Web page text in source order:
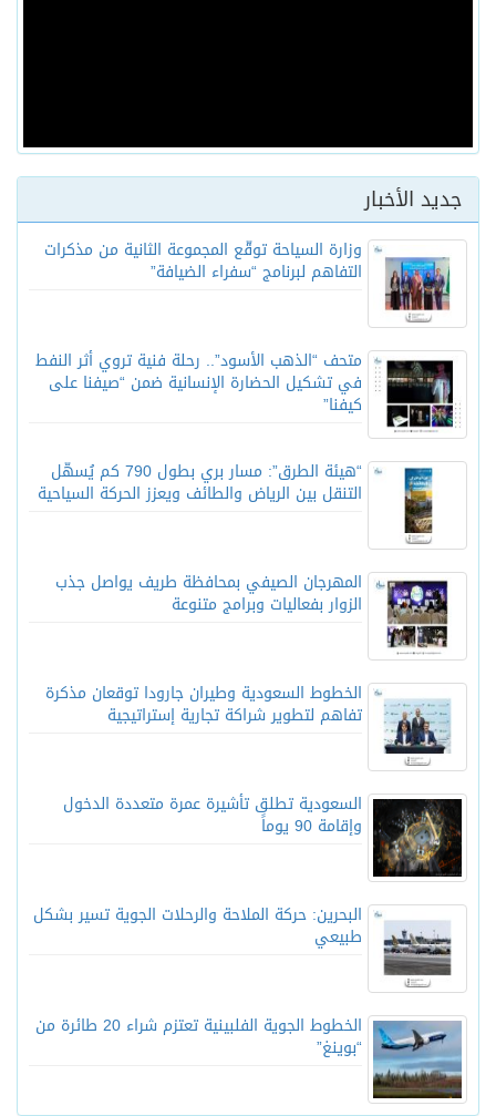
جديد الأخبار
وزارة السياحة توقّع المجموعة الثانية من مذكرات
التفاهم لبرنامج “سفراء الضيافة”
متحف “الذهب الأسود”.. رحلة فنية تروي أثر النفط
في تشكيل الحضارة الإنسانية ضمن “صيفنا على
كيفنا”
“هيئة الطرق”: مسار بري بطول 790 كم يُسهّل
التنقل بين الرياض والطائف ويعزز الحركة السياحية
المهرجان الصيفي بمحافظة طريف يواصل جذب
الزوار بفعاليات وبرامج متنوعة
الخطوط السعودية وطيران جارودا توقعان مذكرة
تفاهم لتطوير شراكة تجارية إستراتيجية
السعودية تطلق تأشيرة عمرة متعددة الدخول
وإقامة 90 يوماً
البحرين: حركة الملاحة والرحلات الجوية تسير بشكل
طبيعي
الخطوط الجوية الفلبينية تعتزم شراء 20 طائرة من
“بوينغ”